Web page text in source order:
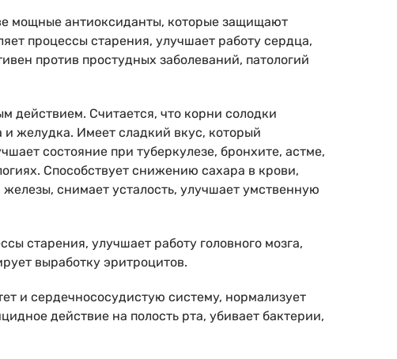
мощные антиоксиданты, которые защищают
процессы старения, улучшает работу сердца,
против простудных заболеваний, патологий
Считается, что корни солодки
желудка. Имеет сладкий вкус, который
состояние при туберкулезе, бронхите, астме,
Способствует снижению сахара в крови,
снимает усталость, улучшает умственную
старения, улучшает работу головного мозга,
выработку эритроцитов.
и сердечнососудистую систему, нормализует
действие на полость рта, убивает бактерии,